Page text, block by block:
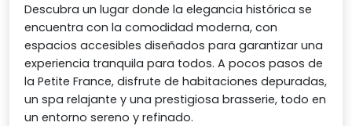
Descubra un lugar donde la elegancia histórica se
encuentra con la comodidad moderna, con
espacios accesibles diseñados para garantizar una
experiencia tranquila para todos. A pocos pasos de
la Petite France, disfrute de habitaciones depuradas,
un spa relajante y una prestigiosa brasserie, todo en
un entorno sereno y refinado.